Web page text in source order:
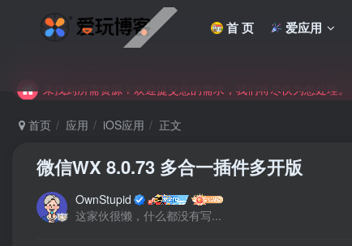
首 页 爱应用
未找到所需资源？欢迎提交您的需求，我们将尽快为您处理。
首页 应用 iOS应用 正文
微信WX 8.0.73 多合一插件多开版
OwnStupid
这家伙很懒，什么都没有写...